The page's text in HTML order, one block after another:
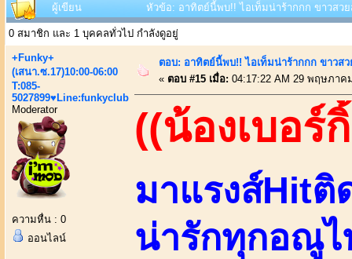
ผู้เขียน หัวข้อ: อาทิตย์นี้พบ!! ไอเท็มน่าร้ากกก ขาวสว
0 สมาชิก และ 1 บุคคลทั่วไป กำลังดูอยู่
+Funky+
(เสนา.ซ.17)10:00-06:00
T:085-
5027899♥Line:funkyclub
Moderator
ความหื่น : 0
ออนไลน์
ตอบ: อาทิตย์นี้พบ!! ไอเท็มน่าร้ากกก ขาวส
« ตอบ #15 เมื่อ: 04:17:22 AM 29 พฤษภาค
((น้องเบอร์
มาแรงส์Hitติ
น่ารักทุกอณูไ